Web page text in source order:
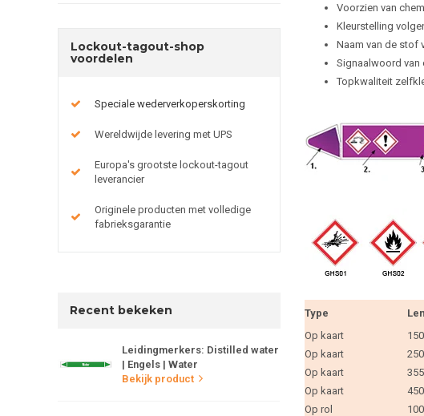
Lockout-tagout-shop
voordelen
Speciale wederverkoperskorting
Wereldwijde levering met UPS
Europa's grootste lockout-tagout
leverancier
Originele producten met volledige
fabrieksgarantie
Recent bekeken
Leidingmerkers: Distilled water
| Engels | Water
Bekijk product
Voorzien van
Kleurstelling
Naam van de stof
Signaalwoord van
Topkwaliteit
Type
Op kaart
Op kaart
Op kaart
Op kaart
Op rol